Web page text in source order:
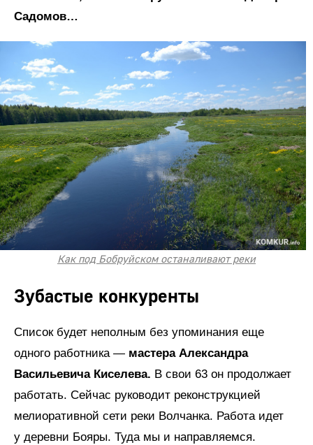
Садомов…
Как под Бобруйском останаливают реки
Зубастые конкуренты
Список будет неполным без упоминания еще
одного работника — мастера Александра
Васильевича Киселева. В свои 63 он продолжает
работать. Сейчас руководит реконструкцией
мелиоративной сети реки Волчанка. Работа идет
у деревни Бояры. Туда мы и направляемся.